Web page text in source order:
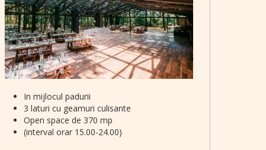
In mijlocul padurii
3 laturi cu geamuri culisante
Open space de 370 mp
(interval orar 15.00-24.00)